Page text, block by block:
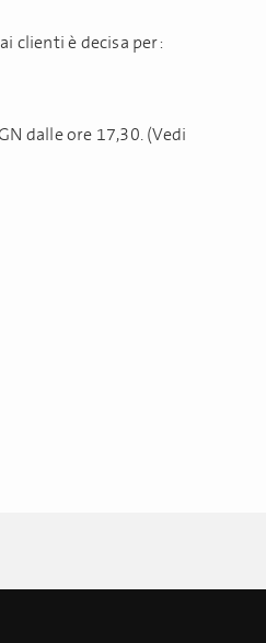
clienti è decisa per:
dalle ore 17,30. (Vedi